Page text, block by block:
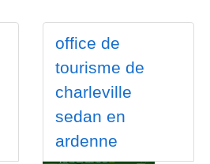
office de
tourisme de
charleville
sedan en
ardenne